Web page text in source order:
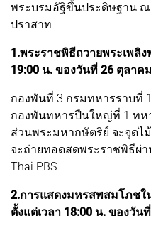
พระบรมอัฐิขึ้นประดิษฐาน
ปราสาท
1.พระราชพิธีถวายพระเพลิ
19:00 น. ของวันที่ 26 ตุลาคม
กองพันที่ 3 กรมทหารราบที่
กองพันทหารปืนใหญ่ที่ 1 ทห
ส่วนพระมหากษัตริย์ จะจุดไ
จะถ่ายทอดสดพระราชพิธีผ่า
Thai PBS
2.การแสดงมหรสพสมโภชใ
ตั้งแต่เวลา 18:00 น. ของวัน